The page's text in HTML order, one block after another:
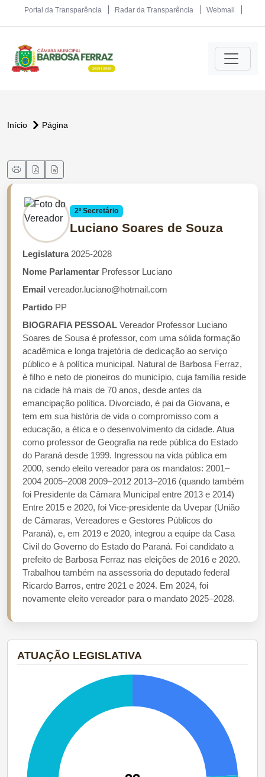
Portal da Transparência Radar da Transparência Webmail
Início Página
2º Secretário
Luciano Soares de Souza
Legislatura 2025-2028
Nome Parlamentar Professor Luciano
Email vereador.luciano@hotmail.com
Partido PP
BIOGRAFIA PESSOAL Vereador Professor Luciano
Soares de Sousa é professor, com uma sólida formação
acadêmica e longa trajetória de dedicação ao serviço
público e à política municipal. Natural de Barbosa Ferraz,
é filho e neto de pioneiros do município, cuja família reside
na cidade há mais de 70 anos, desde antes da
emancipação política. Divorciado, é pai da Giovana, e
tem em sua história de vida o compromisso com a
educação, a ética e o desenvolvimento da cidade. Atua
como professor de Geografia na rede pública do Estado
do Paraná desde 1999. Ingressou na vida pública em
2000, sendo eleito vereador para os mandatos: 2001–
2004 2005–2008 2009–2012 2013–2016 (quando também
foi Presidente da Câmara Municipal entre 2013 e 2014)
Entre 2015 e 2020, foi Vice-presidente da Uvepar (União
de Câmaras, Vereadores e Gestores Públicos do
Paraná), e, em 2019 e 2020, integrou a equipe da Casa
Civil do Governo do Estado do Paraná. Foi candidato a
prefeito de Barbosa Ferraz nas eleições de 2016 e 2020.
Trabalhou também na assessoria do deputado federal
Ricardo Barros, entre 2021 e 2024. Em 2024, foi
novamente eleito vereador para o mandato 2025–2028.
ATUAÇÃO LEGISLATIVA